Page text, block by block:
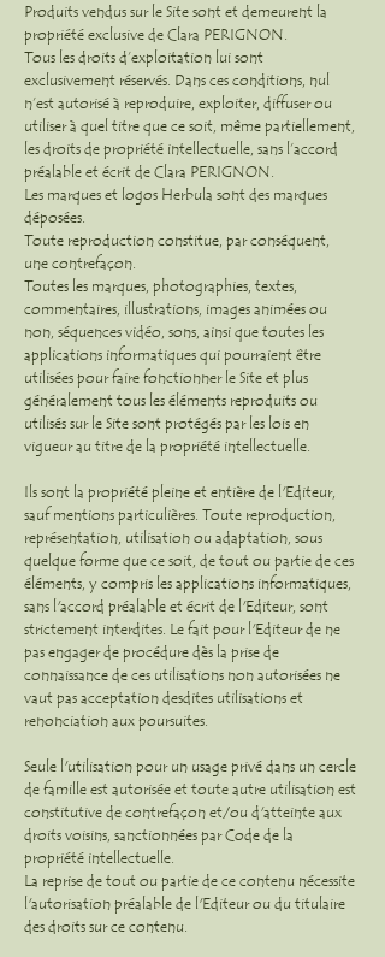
Produits vendus sur le Site sont et demeurent la
propriété exclusive de Clara PERIGNON.
Tous les droits d’exploitation lui sont
exclusivement réservés. Dans ces conditions, nul
n’est autorisé à reproduire, exploiter, diffuser ou
utiliser à quel titre que ce soit, même partiellement,
les droits de propriété intellectuelle, sans l’accord
préalable et écrit de Clara PERIGNON.
Les marques et logos Herbula sont des marques
déposées.
Toute reproduction constitue, par conséquent,
une contrefaçon.
Toutes les marques, photographies, textes,
commentaires, illustrations, images animées ou
non, séquences vidéo, sons, ainsi que toutes les
applications informatiques qui pourraient être
utilisées pour faire fonctionner le Site et plus
généralement tous les éléments reproduits ou
utilisés sur le Site sont protégés par les lois en
vigueur au titre de la propriété intellectuelle.
Ils sont la propriété pleine et entière de l'Editeur,
sauf mentions particulières. Toute reproduction,
représentation, utilisation ou adaptation, sous
quelque forme que ce soit, de tout ou partie de ces
éléments, y compris les applications informatiques,
sans l'accord préalable et écrit de l'Editeur, sont
strictement interdites. Le fait pour l'Editeur de ne
pas engager de procédure dès la prise de
connaissance de ces utilisations non autorisées ne
vaut pas acceptation desdites utilisations et
renonciation aux poursuites.
Seule l'utilisation pour un usage privé dans un cercle
de famille est autorisée et toute autre utilisation est
constitutive de contrefaçon et/ou d'atteinte aux
droits voisins, sanctionnées par Code de la
propriété intellectuelle.
La reprise de tout ou partie de ce contenu nécessite
l'autorisation préalable de l'Editeur ou du titulaire
des droits sur ce contenu.